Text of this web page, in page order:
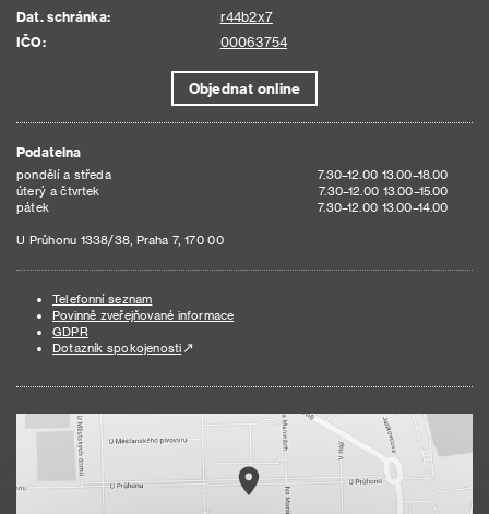
Dat. schránka:
r44b2x7
IČO:
00063754
Objednat online
Podatelna
pondělí a středa
7.30–12.00 13.00–18.00
úterý a čtvrtek
7.30–12.00 13.00–15.00
pátek
7.30–12.00 13.00–14.00
U Průhonu 1338/38, Praha 7, 170 00
Telefonní seznam
Povinně zveřejňované informace
GDPR
Dotazník spokojenosti